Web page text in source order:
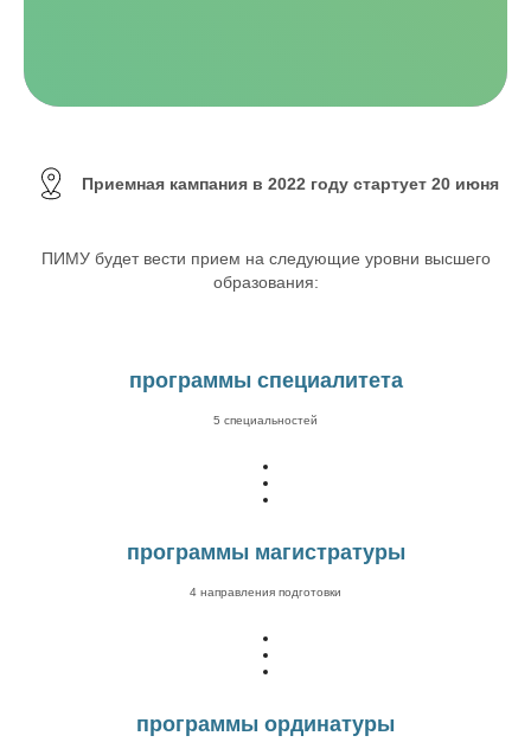
Приемная кампания в 2022 году стартует 20 июня
ПИМУ будет вести прием на следующие уровни высшего
образования:
программы специалитета
5 специальностей
программы магистратуры
4 направления подготовки
программы ординатуры